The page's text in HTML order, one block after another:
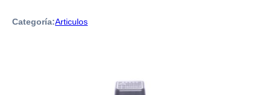
Categoría:Articulos